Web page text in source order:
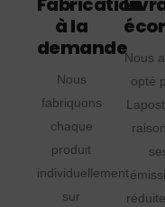
à la
demande
Nous
fabriquons
chaque
produit
individuellement
sur
Nous
opté